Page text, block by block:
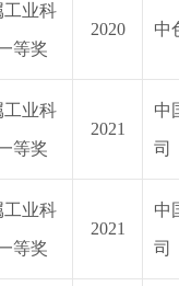
工业科
等奖
2020 中
工业科
等奖
2021
中
司
工业科
等奖
2021
中
司